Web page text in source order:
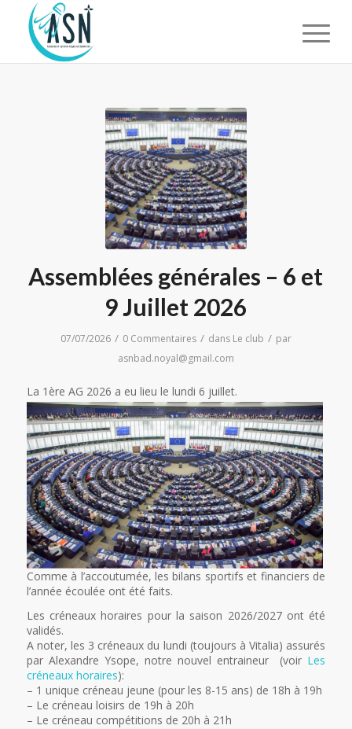
Assemblées générales – 6 et
9 Juillet 2026
07/07/2026 / 0 Commentaires / dans Le club / par
asnbad.noyal@gmail.com
La 1ère AG 2026 a eu lieu le lundi 6 juillet.
Comme à l’accoutumée, les bilans sportifs et financiers de
l’année écoulée ont été faits.
Les créneaux horaires pour la saison 2026/2027 ont été
validés.
A noter, les 3 créneaux du lundi (toujours à Vitalia) assurés
par Alexandre Ysope, notre nouvel entraineur (voir Les
créneaux horaires):
– 1 unique créneau jeune (pour les 8-15 ans) de 18h à 19h
– Le créneau loisirs de 19h à 20h
– Le créneau compétitions de 20h à 21h